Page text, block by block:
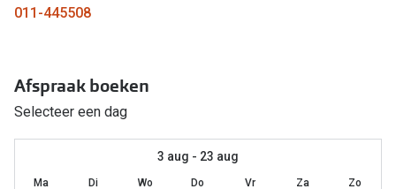
Soorten brillen
Multifocale bril
Blauw-violet licht filter bril
Kant en klare leesbrillen
011-445508
Afspraak boeken
Selecteer een dag
3 aug - 23 aug
Ma Di Wo Do Vr Za Zo